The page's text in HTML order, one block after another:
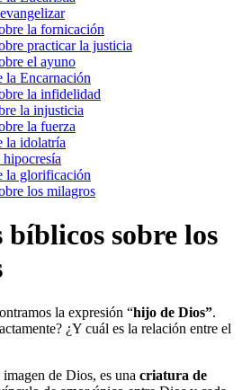
la fornicación
practicar la justicia
el ayuno
la Encarnación
la infidelidad
la injusticia
la fuerza
la idolatría
la glorificación
los milagros
bíblicos sobre los
la expresión “hijo de Dios”.
¿Y cuál es la relación entre el
de Dios, es una criatura de